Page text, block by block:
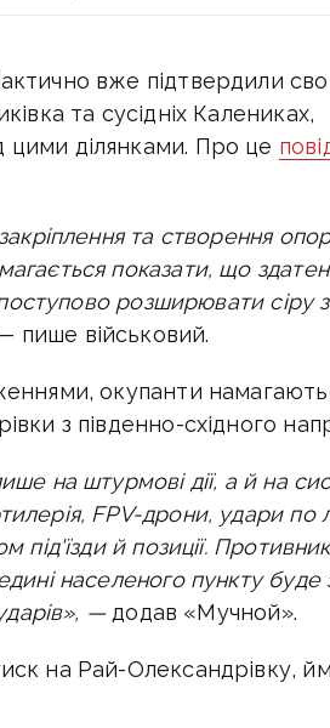
вже підтвердили
та сусідніх Калениках,
ділянками. Про це
та створення
показати, що
розширювати сіру
пише військовий.
окупанти
з південно-східного
на штурмові дії, а й на
FPV-дрони, удари по
під'їзди й позиції.
населеного пункту
—додав «Мучной».
на Рай-Олександрівку,